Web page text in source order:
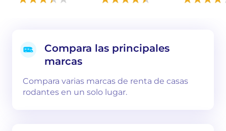
Compara las principales
marcas
Compara varias marcas de renta de casas
rodantes en un solo lugar.